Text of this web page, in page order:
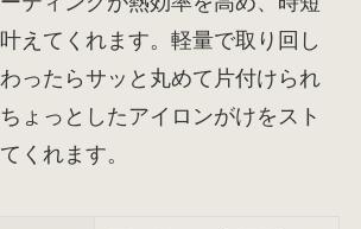
えてくれます。軽量で取り回し
ったらサッと丸めて片付けられ
ょっとしたアイロンがけをスト
くれます。